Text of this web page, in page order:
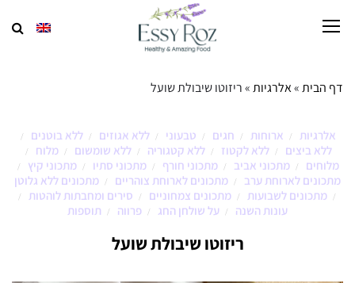
דף הבית»אלרגיות»ריזוטו שיבולת שועל
אלרגיות / ארוחות / חגים / טבעוני / ללא אגוזים / ללא בוטנים /
ללא ביצים / ללא לקטוז / ללא קטגוריה / ללא שומשום / מלוח /
מלוחים / מתכוני אביב / מתכוני חורף / מתכוני סתיו / מתכוני קיץ /
מתכונים לארוחת ערב / מתכונים לארוחת צוהריים / מתכונים ללא גלוטן
/ מתכונים לשבועות / מתכונים צמחוניים / סירים ומחבתות לוהטות /
עונות השנה / על שולחן החג / פרווה / תוספות
ריזוטו שיבולת שועל